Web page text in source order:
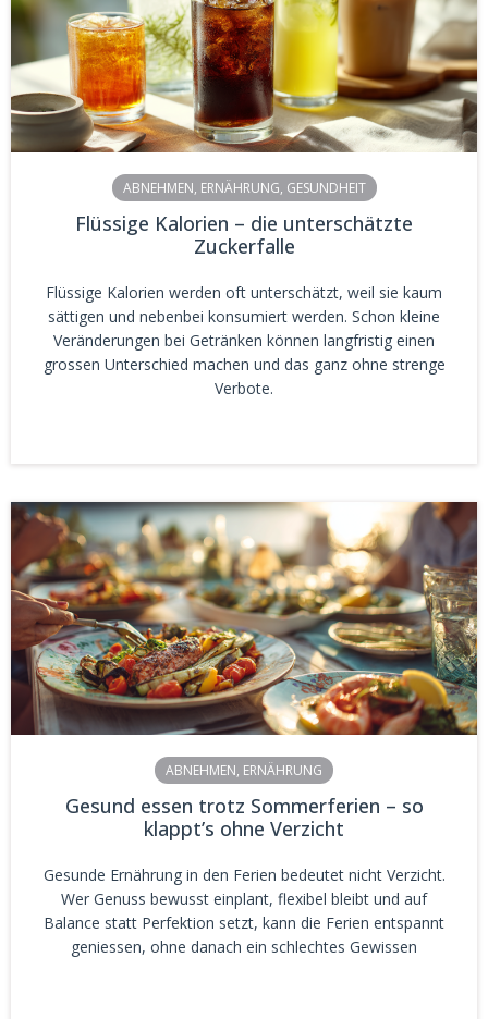
ABNEHMEN, ERNÄHRUNG, GESUNDHEIT
Flüssige Kalorien – die unterschätzte
Zuckerfalle
Flüssige Kalorien werden oft unterschätzt, weil sie kaum
sättigen und nebenbei konsumiert werden. Schon kleine
Veränderungen bei Getränken können langfristig einen
grossen Unterschied machen und das ganz ohne strenge
Verbote.
ABNEHMEN, ERNÄHRUNG
Gesund essen trotz Sommerferien – so
klappt’s ohne Verzicht
Gesunde Ernährung in den Ferien bedeutet nicht Verzicht.
Wer Genuss bewusst einplant, flexibel bleibt und auf
Balance statt Perfektion setzt, kann die Ferien entspannt
geniessen, ohne danach ein schlechtes Gewissen